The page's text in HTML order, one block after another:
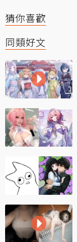
猜你喜歡
同類好文